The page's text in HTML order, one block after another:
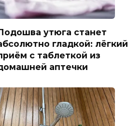
утюга станет
гладкой: лёгкий
с таблеткой из
аптечки